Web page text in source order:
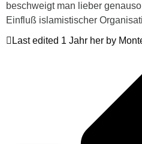
beschweigt man lieber
Einfluß islamistischer
Last edited 1 Jahr her by